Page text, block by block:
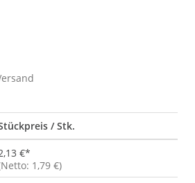
/ Stk.
€*
1,79 €)